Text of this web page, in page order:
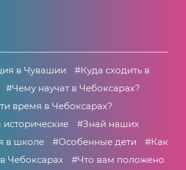
в Чувашии
#Куда сходить в
#Чему научат в Чебоксарах?
время в Чебоксарах?
#Знай наших
в школе
#Особенные дети
#Как
Чебоксарах
#Что вам положено